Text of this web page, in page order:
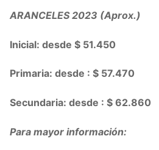
ARANCELES 2023 (Aprox.)
Inicial: desde $ 51.450
Primaria: desde : $ 57.470
Secundaria: desde : $ 62.860
Para mayor información: